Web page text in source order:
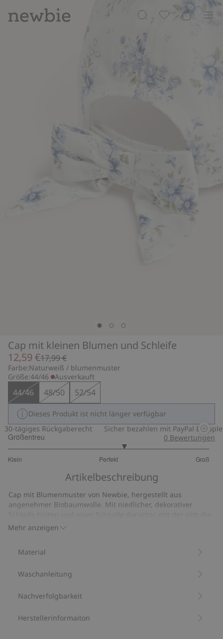
Cap mit kleinen Blumen und Schleife
12,59 €17,99 €
Farbe:Naturweiß / blumenmuster
Größe:44/46 Ausverkauft
44/46 48/50 52/54
Dieses Produkt ist nicht länger verfügbar
tägiges Rückgaberecht
Sicher bezahlen mit PayPal & Apple
Größentreu
Klein Perfekt Groß
von
13
Bewertungen
0 Bewertungen
Artikelbeschreibung
Mehr anzeigen
Cap mit Blumenmuster von Newbie, hergestellt aus
angenehmer Biobaumwolle. Mit niedlicher, dekorativer
Passform optimal verstellen lässt. Weiche, bequeme Cap mit
Newbie-Stickerei, geeignet für Kinder und Babys.
Verstellbare Passform.
Aus 100 % Biobaumwolle.
Bio-Baumwolle
Material
Waschanleitung
Nachverfolgbarkeit
Herstellerinformaiton